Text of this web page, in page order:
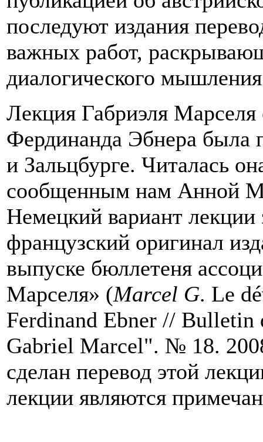
последуют издания
важных работ,
диалогического
Лекция Габриэля
Фердинанда Эбнера была
и Зальцбурге. Читалась
сообщенным нам Анной
Немецкий вариант
французский оригинал
выпуске бюллетеня
Марселя» (Marcel G. Le
Ferdinand Ebner // Bulletin
Gabriel Marcel". № 18.
сделан перевод этой
лекции являются